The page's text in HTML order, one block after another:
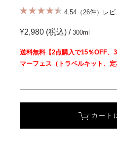
4.54（26件） レ
¥2,980 (税込) / 300ml
送料無料【2点購入で15％OFF、
マーフェス（トラベルキット、定
カート